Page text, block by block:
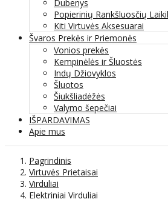
Dubenys
Popierinių Rankšluosčių
Kiti Virtuvės Aksesuarai
Švaros Prekės ir Priemonės
Vonios prekės
Kempinėlės ir Šluostės
Indų Džiovyklos
Šluotos
Šiukšliadėžės
Valymo šepečiai
IŠPARDAVIMAS
Apie mus
Pagrindinis
Virtuvės Prietaisai
Virduliai
Elektriniai Virduliai